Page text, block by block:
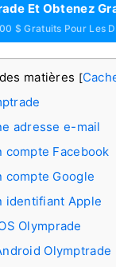
Et Obtenez
$ Gratuits Pour Les
matières [
adresse e-mail
compte Facebook
compte Google
identifiant Apple
Olymprade
Olymptrade